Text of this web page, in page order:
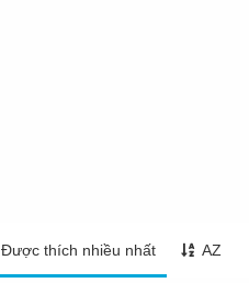
Được thích nhiều nhất AZ